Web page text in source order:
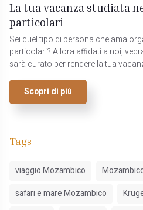
La tua vacanza studiata
particolari
Sei quel tipo di persona che ama
particolari? Allora affidati a noi,
sarà curato per rendere la tua
Scopri di più
Tags
viaggio Mozambico
safari e mare Mozambico